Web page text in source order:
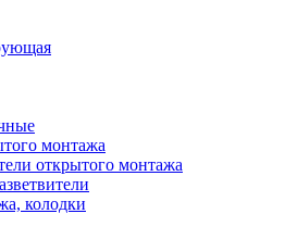
монтажа
открытого монтажа
колодки